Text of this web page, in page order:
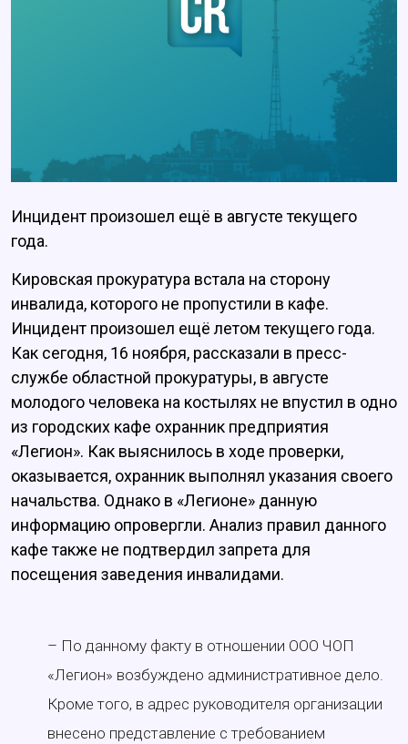
Инцидент произошел ещё в августе текущего
года.
Кировская прокуратура встала на сторону
инвалида, которого не пропустили в кафе.
Инцидент произошел ещё летом текущего года.
Как сегодня, 16 ноября, рассказали в пресс-
службе областной прокуратуры, в августе
молодого человека на костылях не впустил в одно
из городских кафе охранник предприятия
«Легион». Как выяснилось в ходе проверки,
оказывается, охранник выполнял указания своего
начальства. Однако в «Легионе» данную
информацию опровергли. Анализ правил данного
кафе также не подтвердил запрета для
посещения заведения инвалидами.
– По данному факту в отношении ООО ЧОП
«Легион» возбуждено административное дело.
Кроме того, в адрес руководителя организации
внесено представление с требованием